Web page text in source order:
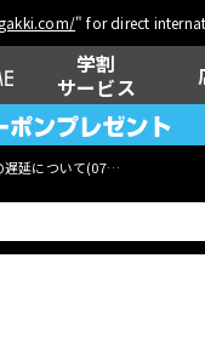
" for direct
学割
サービス
遅延について(07月29日